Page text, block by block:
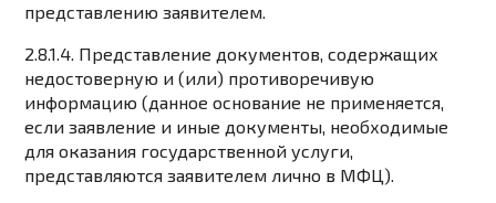
представлению заявителем.
2.8.1.4. Представление документов, содержащих
недостоверную и (или) противоречивую
информацию (данное основание не применяется,
если заявление и иные документы, необходимые
для оказания государственной услуги,
представляются заявителем лично в МФЦ).